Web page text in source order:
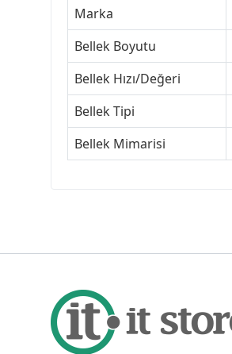
Marka
Bellek Boyutu
Bellek Hızı/Değeri
Bellek Tipi
Bellek Mimarisi